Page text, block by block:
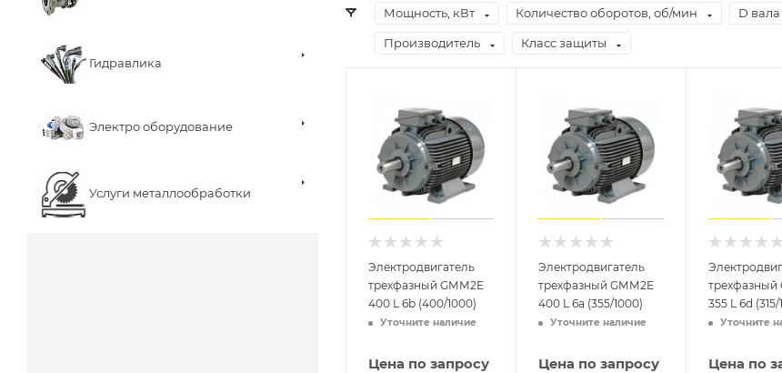
Гидравлика
Электро оборудование
Услуги металлообработки
Мощность, кВт Количество оборотов, об/мин D
Производитель Класс защиты
Электродвигатель
трехфазный GMM2E
400 L 6b (400/1000)
Уточните наличие
Цена по запросу
Электродвигатель
трехфазный GMM2E
400 L 6a (355/1000)
Уточните наличие
Цена по запросу
трехфазный
355 L 6d (315/
Уточните
Цена по